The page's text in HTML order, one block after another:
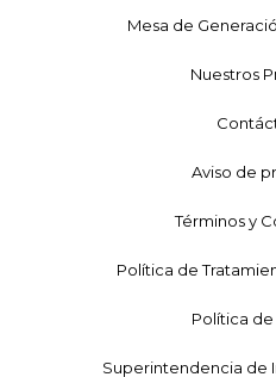
Mesa de
Nuestros
Aviso de
Términos y
Política de
Política
Superintendencia de